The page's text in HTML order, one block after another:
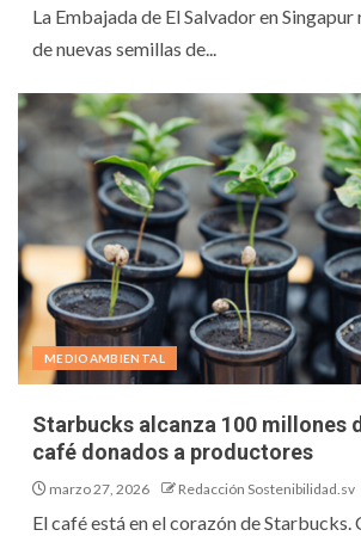
La Embajada de El Salvador en
de nuevas semillas de...
MEDIOAMBIENTAL
Starbucks alcanza 100 millones
café donados a productores
marzo 27, 2026 Redacción Sostenibilidad.sv
El café está en el corazón de Starbucks.